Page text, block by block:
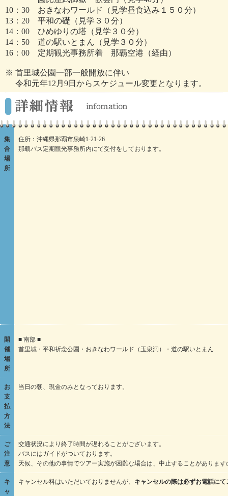
10：30 おきなわワールド（見学昼食込み１５０分）
13：20 平和の礎（見学３０分）
14：00 ひめゆりの塔（見学３０分）
14：50 道の駅いとまん（見学３０分）
16：00 定期観光事務所着 那覇空港（経由）
※ 首里城公園一部一般開放に伴い
令和元年12月9日からスケジュール変更となります。
集
合
場
所
住所：沖縄県那覇市泉崎1-21-26
那覇バス定期観光事務所内にて受付をしております。
開
催
場
所
■ 南部 ■
首里城・平和祈念公園・おきなわワールド（玉泉洞）・道の駅いとまん
お
支
払
方
法
当日の朝、現金のみとなっております。
ご
注
意
交通状況により終了時間が遅れることがございます。
バスにはガイドがついております。
天候、その他の事情でツアー実施が困難な場合は、中止することがありま
キ
ャ
キャンセル料はいただいておりませんが、 キャンセルの際は必ずお電話に